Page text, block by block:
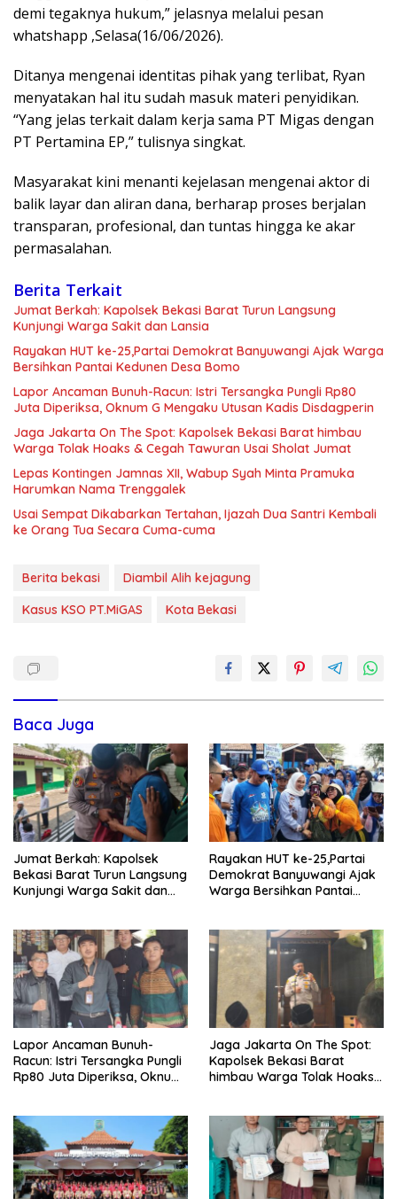
demi tegaknya hukum,” jelasnya melalui pesan
whatshapp ,Selasa(16/06/2026).
Ditanya mengenai identitas pihak yang terlibat, Ryan
menyatakan hal itu sudah masuk materi penyidikan.
“Yang jelas terkait dalam kerja sama PT Migas dengan
PT Pertamina EP,” tulisnya singkat.
Masyarakat kini menanti kejelasan mengenai aktor di
balik layar dan aliran dana, berharap proses berjalan
transparan, profesional, dan tuntas hingga ke akar
permasalahan.
Berita Terkait
Jumat Berkah: Kapolsek Bekasi Barat Turun Langsung
Kunjungi Warga Sakit dan Lansia
Rayakan HUT ke-25,Partai Demokrat Banyuwangi Ajak Warga
Bersihkan Pantai Kedunen Desa Bomo
Lapor Ancaman Bunuh-Racun: Istri Tersangka Pungli Rp80
Juta Diperiksa, Oknum G Mengaku Utusan Kadis Disdagperin
Jaga Jakarta On The Spot: Kapolsek Bekasi Barat himbau
Warga Tolak Hoaks & Cegah Tawuran Usai Sholat Jumat
Lepas Kontingen Jamnas XII, Wabup Syah Minta Pramuka
Harumkan Nama Trenggalek
Usai Sempat Dikabarkan Tertahan, Ijazah Dua Santri Kembali
ke Orang Tua Secara Cuma-cuma
Berita bekasi
Diambil Alih kejagung
Kasus KSO PT.MiGAS
Kota Bekasi
Baca Juga
Jumat Berkah: Kapolsek
Bekasi Barat Turun Langsung
Kunjungi Warga Sakit dan
Rayakan HUT ke-25,Partai
Demokrat Banyuwangi Ajak
Warga Bersihkan Pantai
Lapor Ancaman Bunuh-
Racun: Istri Tersangka Pungli
Rp80 Juta Diperiksa, Oknum
Jaga Jakarta On The Spot:
Kapolsek Bekasi Barat
himbau Warga Tolak Hoaks